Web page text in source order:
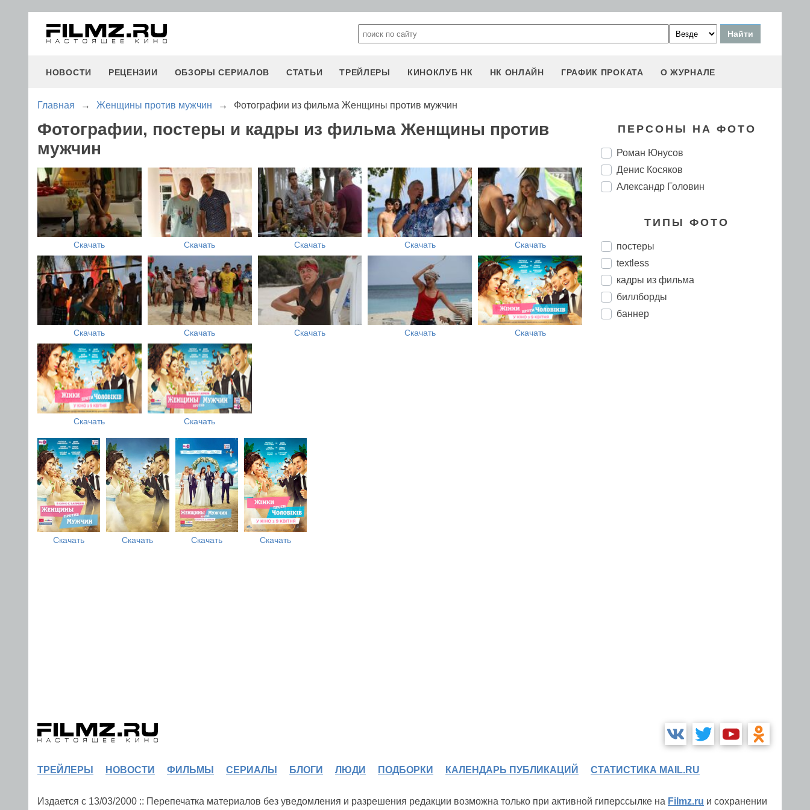
НОВОСТИ РЕЦЕНЗИИ ОБЗОРЫ СЕРИАЛОВ СТАТЬИ ТРЕЙЛЕРЫ КИНОКЛУБ НК НК ОНЛАЙН ГРАФИК ПРОКАТА О ЖУРНАЛЕ
Главная → Женщины против мужчин → Фотографии из фильма Женщины против мужчин
Фотографии, постеры и кадры из фильма Женщины против
мужчин
Скачать Скачать Скачать Скачать Скачать
Скачать Скачать Скачать Скачать Скачать
Скачать Скачать
Скачать Скачать Скачать Скачать
ПЕРСОНЫ НА ФОТО
Роман Юнусов
Денис Косяков
Александр Головин
ТИПЫ ФОТО
постеры
textless
кадры из фильма
биллборды
баннер
ТРЕЙЛЕРЫ НОВОСТИ ФИЛЬМЫ СЕРИАЛЫ БЛОГИ ЛЮДИ ПОДБОРКИ КАЛЕНДАРЬ ПУБЛИКАЦИЙ СТАТИСТИКА MAIL.RU
Издается с 13/03/2000 :: Перепечатка материалов без уведомления и разрешения редакции возможна только при активной гиперссылке на Filmz.ru и сохранении